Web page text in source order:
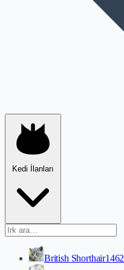
Kedi İlanları
British Shorthair1462